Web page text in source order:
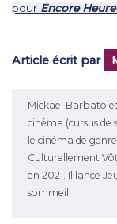
pour Encore
Article écrit par
Mickaël Barbato
cinéma (cursus de
le cinéma de
Culturellement
en 2021. Il lance
sommeil.